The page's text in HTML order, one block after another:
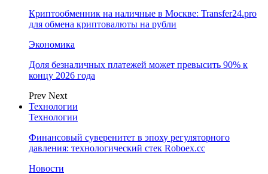
Криптообменник на наличные в Москве: Transfer24.pro
для обмена криптовалюты на рубли
Экономика
Доля безналичных платежей может превысить 90% к
концу 2026 года
Prev Next
Технологии
Технологии
Финансовый суверенитет в эпоху регуляторного
давления: технологический стек Roboex.cc
Новости